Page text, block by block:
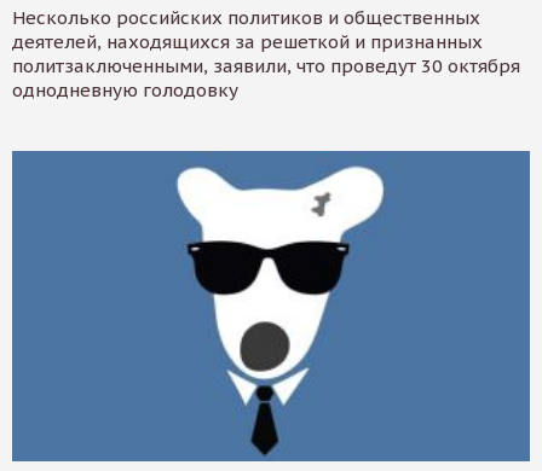
Несколько российских политиков и общественных
деятелей, находящихся за решеткой и признанных
политзаключенными, заявили, что проведут 30 октября
однодневную голодовку